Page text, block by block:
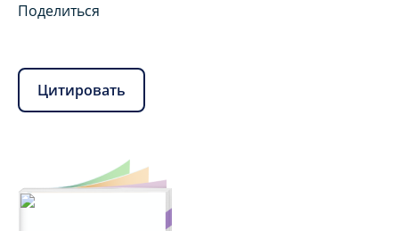
Поделиться
Цитировать